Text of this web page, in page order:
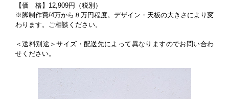
【価 格】12,909円（税別）
※脚制作費/4万から８万円程度。デザイン・天板の大きさにより変
わります。ご相談ください。
＜送料別途＞サイズ・配送先によって異なりますのでお問い合わ
せください。